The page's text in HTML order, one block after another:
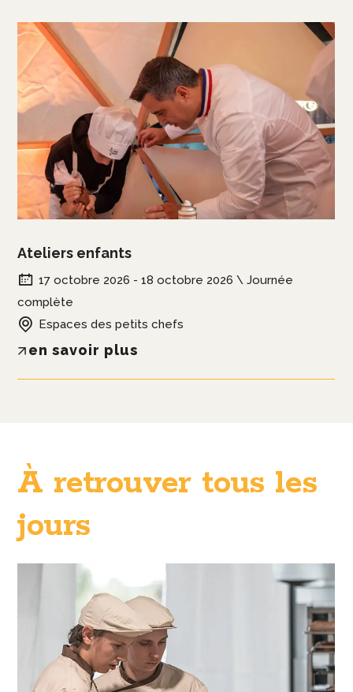
Ateliers enfants
17 octobre 2026 - 18 octobre 2026 \ Journée
complète
Espaces des petits chefs
en savoir plus
À retrouver tous les
jours